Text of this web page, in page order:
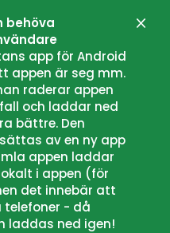
behöva
app för Android
appen är seg mm.
raderar appen
och laddar ned
bättre. Den
av en ny app
appen laddar
i appen (för
det innebär att
telefoner - då
laddas ned igen!